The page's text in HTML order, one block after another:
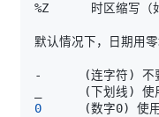
默认情况下，日期用
- (连字符)
(下划线)
0
(数字0)